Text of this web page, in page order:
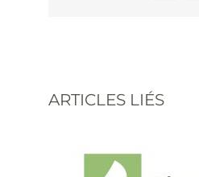
ARTICLES LIÉS